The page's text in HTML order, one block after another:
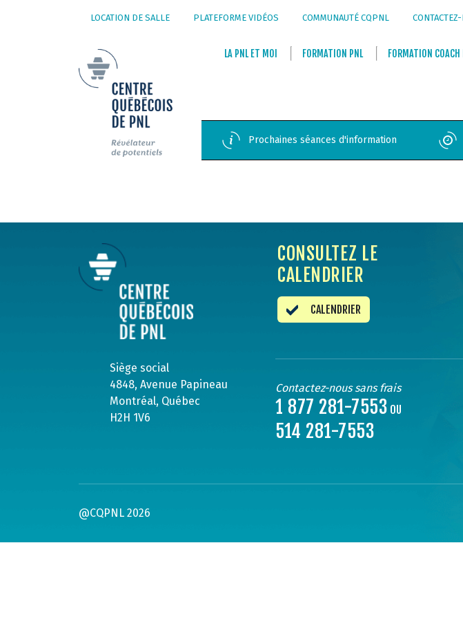
LOCATION DE SALLE PLATEFORME VIDÉOS COMMUNAUTÉ CQPNL
LA PNL ET MOI FORMATION PNL FORMATION
Prochaines séances d'information
Siège social
4848, Avenue Papineau
Montréal, Québec
H2H 1V6
CONSULTEZ LE
CALENDRIER
CALENDRIER
Contactez-nous sans frais
1 877 281-7553 OU
514 281-7553
@CQPNL 2026